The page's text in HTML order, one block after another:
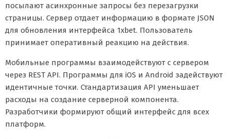
посылают асинхронные запросы без перезагрузки
страницы. Сервер отдает информацию в формате JSON
для обновления интерфейса 1xbet. Пользователь
принимает оперативный реакцию на действия.
Мобильные программы взаимодействуют с сервером
через REST API. Программы для iOS и Android задействуют
идентичные точки. Стандартизация API уменьшает
расходы на создание серверной компонента.
Разработчики формируют общий интерфейс для всех
платформ.